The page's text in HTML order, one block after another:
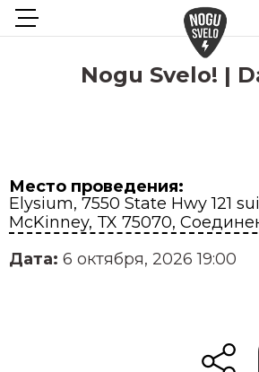
Nogu Svelo! |
Место проведения:
Elysium, 7550 State Hwy 121
McKinney, TX 75070,
Дата: 6 октября, 2026 19:00